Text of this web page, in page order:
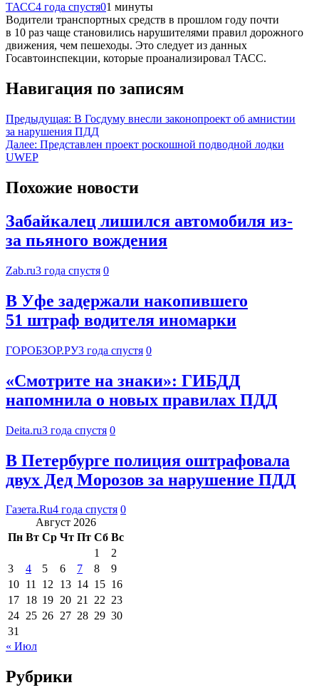
ТАСС4 года спустя01 минуты
Водители транспортных средств в прошлом году почти
в 10 раз чаще становились нарушителями правил дорожного
движения, чем пешеходы. Это следует из данных
Госавтоинспекции, которые проанализировал ТАСС.
Навигация по записям
Предыдущая: В Госдуму внесли законопроект об амнистии
за нарушения ПДД
Далее: Представлен проект роскошной подводной лодки
UWEP
Похожие новости
Забайкалец лишился автомобиля из-
за пьяного вождения
Zab.ru3 года спустя 0
В Уфе задержали накопившего
51 штраф водителя иномарки
ГОРОБЗОР.РУ3 года спустя 0
«Смотрите на знаки»: ГИБДД
напомнила о новых правилах ПДД
Deita.ru3 года спустя 0
В Петербурге полиция оштрафовала
двух Дед Морозов за нарушение ПДД
Газета.Ru4 года спустя 0
Август 2026
Пн Вт Ср Чт Пт Сб Вс
1
2
3
4 5 6 7 8
9
10 11 12 13 14 15 16
17 18 19 20 21 22 23
24 25 26 27 28 29 30
31
« Июл
Рубрики